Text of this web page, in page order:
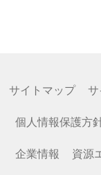
サイトマップ
個人情報保護方
企業情報 資源